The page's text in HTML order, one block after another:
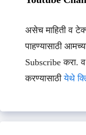
असेच माहिती व
पाहण्यासाठी
Subscribe करा.
करण्यासाठीयेथे